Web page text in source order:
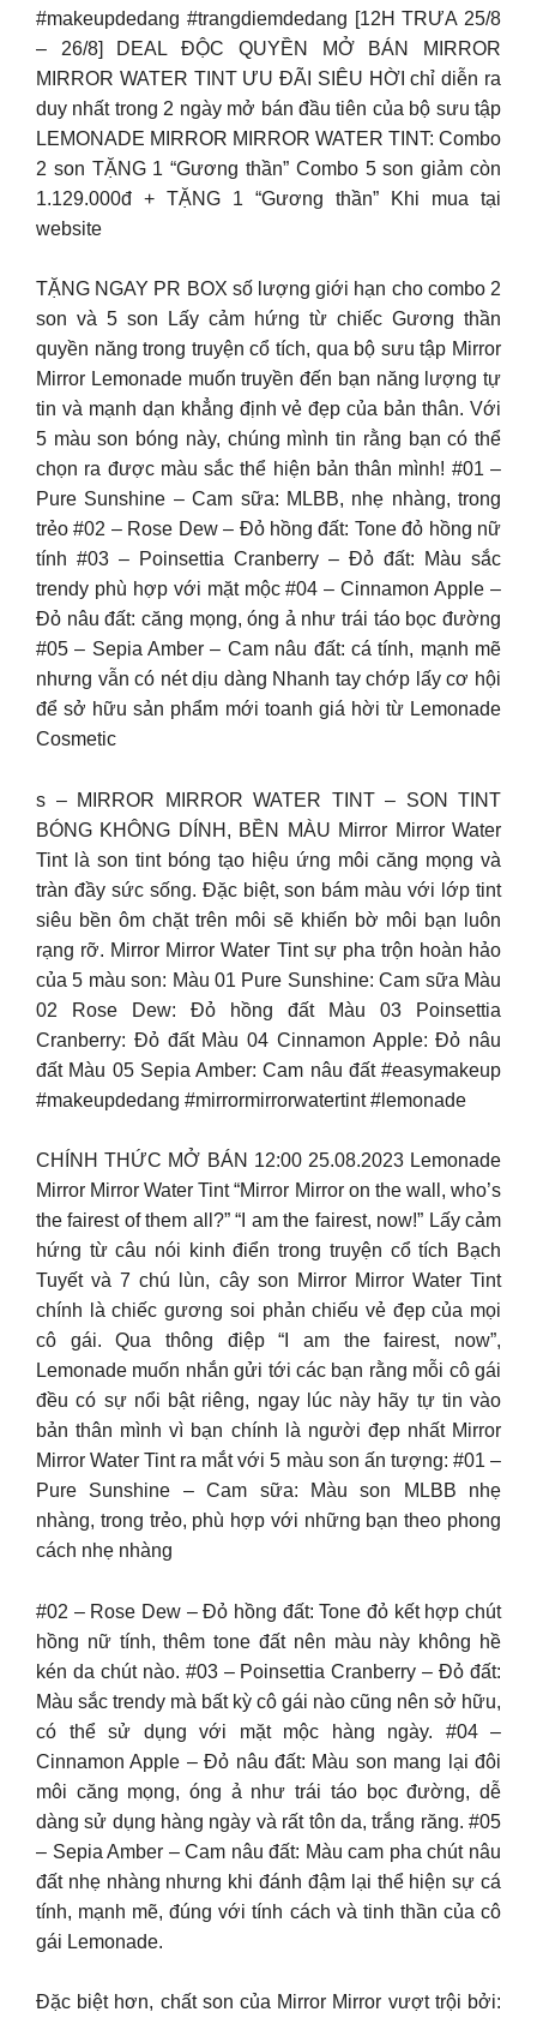
#makeupdedang #trangdiemdedang [12H TRƯA 25/8
– 26/8] DEAL ĐỘC QUYỀN MỞ BÁN MIRROR
MIRROR WATER TINT ƯU ĐÃI SIÊU HỜI chỉ diễn ra
duy nhất trong 2 ngày mở bán đầu tiên của bộ sưu tập
LEMONADE MIRROR MIRROR WATER TINT: Combo
2 son TẶNG 1 “Gương thần” Combo 5 son giảm còn
1.129.000đ + TẶNG 1 “Gương thần” Khi mua tại
website
TẶNG NGAY PR BOX số lượng giới hạn cho combo 2
son và 5 son Lấy cảm hứng từ chiếc Gương thần
quyền năng trong truyện cổ tích, qua bộ sưu tập Mirror
Mirror Lemonade muốn truyền đến bạn năng lượng tự
tin và mạnh dạn khẳng định vẻ đẹp của bản thân. Với
5 màu son bóng này, chúng mình tin rằng bạn có thể
chọn ra được màu sắc thể hiện bản thân mình! #01 –
Pure Sunshine – Cam sữa: MLBB, nhẹ nhàng, trong
trẻo #02 – Rose Dew – Đỏ hồng đất: Tone đỏ hồng nữ
tính #03 – Poinsettia Cranberry – Đỏ đất: Màu sắc
trendy phù hợp với mặt mộc #04 – Cinnamon Apple –
Đỏ nâu đất: căng mọng, óng ả như trái táo bọc đường
#05 – Sepia Amber – Cam nâu đất: cá tính, mạnh mẽ
nhưng vẫn có nét dịu dàng Nhanh tay chớp lấy cơ hội
để sở hữu sản phẩm mới toanh giá hời từ Lemonade
Cosmetic
s – MIRROR MIRROR WATER TINT – SON TINT
BÓNG KHÔNG DÍNH, BỀN MÀU Mirror Mirror Water
Tint là son tint bóng tạo hiệu ứng môi căng mọng và
tràn đầy sức sống. Đặc biệt, son bám màu với lớp tint
siêu bền ôm chặt trên môi sẽ khiến bờ môi bạn luôn
rạng rỡ. Mirror Mirror Water Tint sự pha trộn hoàn hảo
của 5 màu son: Màu 01 Pure Sunshine: Cam sữa Màu
02 Rose Dew: Đỏ hồng đất Màu 03 Poinsettia
Cranberry: Đỏ đất Màu 04 Cinnamon Apple: Đỏ nâu
đất Màu 05 Sepia Amber: Cam nâu đất #easymakeup
#makeupdedang #mirrormirrorwatertint #lemonade
CHÍNH THỨC MỞ BÁN 12:00 25.08.2023 Lemonade
Mirror Mirror Water Tint “Mirror Mirror on the wall, who’s
the fairest of them all?” “I am the fairest, now!” Lấy cảm
hứng từ câu nói kinh điển trong truyện cổ tích Bạch
Tuyết và 7 chú lùn, cây son Mirror Mirror Water Tint
chính là chiếc gương soi phản chiếu vẻ đẹp của mọi
cô gái. Qua thông điệp “I am the fairest, now”,
Lemonade muốn nhắn gửi tới các bạn rằng mỗi cô gái
đều có sự nổi bật riêng, ngay lúc này hãy tự tin vào
bản thân mình vì bạn chính là người đẹp nhất Mirror
Mirror Water Tint ra mắt với 5 màu son ấn tượng: #01 –
Pure Sunshine – Cam sữa: Màu son MLBB nhẹ
nhàng, trong trẻo, phù hợp với những bạn theo phong
cách nhẹ nhàng
#02 – Rose Dew – Đỏ hồng đất: Tone đỏ kết hợp chút
hồng nữ tính, thêm tone đất nên màu này không hề
kén da chút nào. #03 – Poinsettia Cranberry – Đỏ đất:
Màu sắc trendy mà bất kỳ cô gái nào cũng nên sở hữu,
có thể sử dụng với mặt mộc hàng ngày. #04 –
Cinnamon Apple – Đỏ nâu đất: Màu son mang lại đôi
môi căng mọng, óng ả như trái táo bọc đường, dễ
dàng sử dụng hàng ngày và rất tôn da, trắng răng. #05
– Sepia Amber – Cam nâu đất: Màu cam pha chút nâu
đất nhẹ nhàng nhưng khi đánh đậm lại thể hiện sự cá
tính, mạnh mẽ, đúng với tính cách và tinh thần của cô
gái Lemonade.
Đặc biệt hơn, chất son của Mirror Mirror vượt trội bởi: